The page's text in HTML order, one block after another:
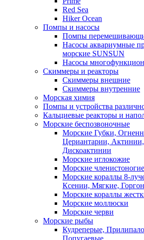
Red Sea
Hiker Ocean
Помпы и насосы
Помпы
Насосы аквариумные
морские SUNSUN
Насосы
Скиммеры и реакторы
Скиммеры внешние
Скиммеры внутренние
Морская химия
Помпы и устройства
Кальциевые реакторы и
Морские беспозвоночные
Морские Губки,
Цериантарии,
Дискоактинии
Морские иглокожие
Морские членистоногие
Морские кораллы 8-
Ксении, Мягкие,
Морские кораллы
Морские моллюски
Морские черви
Морские рыбы
Кудреперые,
Попугаевые